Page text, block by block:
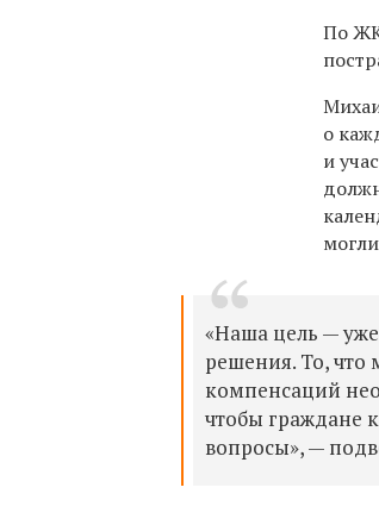
По
о
и
«Наша цель —
решения. То, что
компенсаций
чтобы граждане
вопросы», —